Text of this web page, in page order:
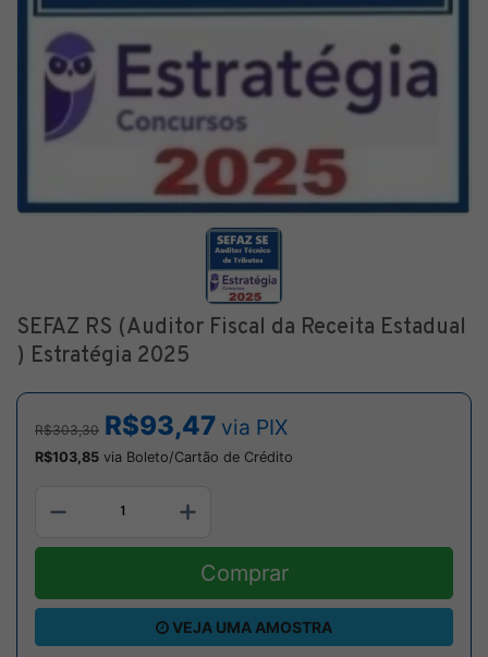
SEFAZ RS (Auditor Fiscal da Receita Estadual
) Estratégia 2025
R$303,30 R$93,47 via PIX
R$103,85 via Boleto/Cartão de Crédito
Comprar
VEJA UMA AMOSTRA